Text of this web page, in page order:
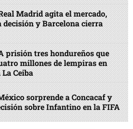
Madrid agita el mercado,
decisión y Barcelona cierra
prisión tres hondureños que
millones de lempiras en
Ceiba
sorprende a Concacaf y
sobre Infantino en la FIFA